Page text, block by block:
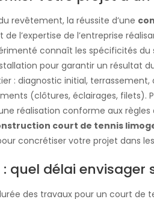
revêtement, la réussite d’une
l’expertise de l’entreprise
connaît les spécificités
pour garantir un résultat
: diagnostic initial,
(clôtures, éclairages, filets).
réalisation conforme aux
court de tennis
concrétiser votre projet dans
quel délai envisager
des travaux pour un court de